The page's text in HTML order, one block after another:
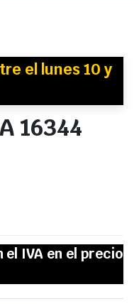
el lunes 10 y
16344